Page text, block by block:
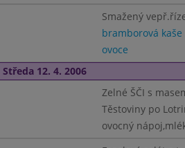
Smažený
bramborová kaše
ovoce
Středa 12. 4. 2006
Zelné ŠČI s
Těstoviny po
ovocný